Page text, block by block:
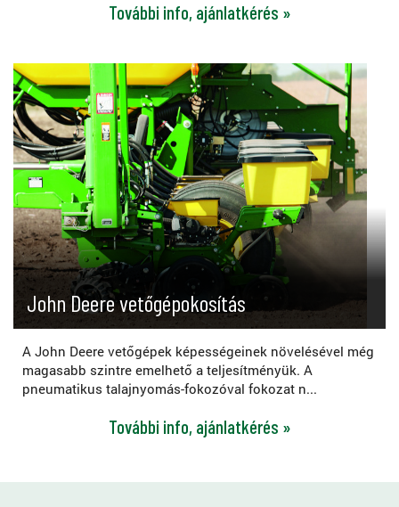
További info, ajánlatkérés »
John Deere vetőgépokosítás
A John Deere vetőgépek képességeinek növelésével még
magasabb szintre emelhető a teljesítményük. A
pneumatikus talajnyomás-fokozóval fokozat n...
További info, ajánlatkérés »